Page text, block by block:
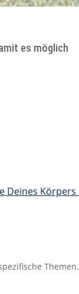
es möglich
Deines Körpers
Themen.